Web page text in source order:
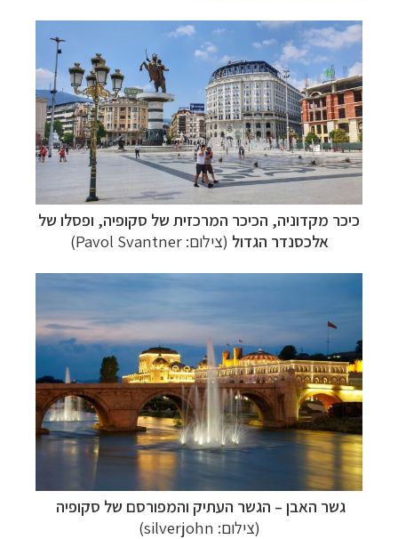
כיכר מקדוניה, הכיכר המרכזית של סקופיה, ופסלו של
אלכסנדר הגדול (צילום: Pavol Svantner)
גשר האבן – הגשר העתיק והמפורסם של סקופיה
(צילום: silverjohn)
קרוזים והפלגות נופש לחצו לרשימת היעדים »
תכנון טיולים למדינות אירופהלחצו לרשימת היעדים
»
תכנוןטיולים לאמריקה הצפונית
לחצו לרשימת
היעדים »